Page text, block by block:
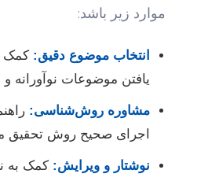
موارد زیر باشد:
انتخاب موضوع دقیق: کمک
یافتن موضوعات نوآورانه و
مشاوره روش‌شناسی:
اجرای صحیح روش تحقیق
نوشتار و ویرایش: کمک به